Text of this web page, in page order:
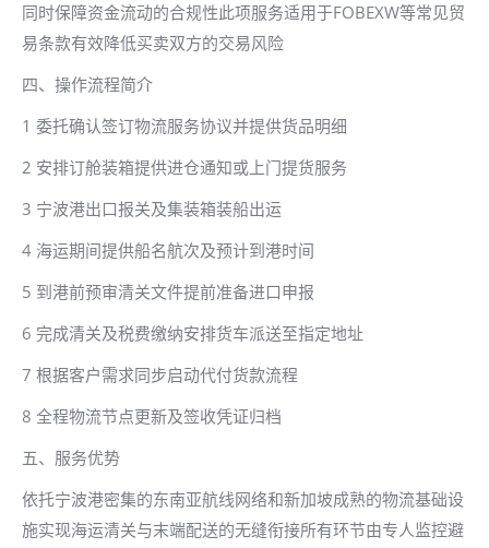
同时保障资金流动的合规性此项服务适用于FOBEXW等常见贸
易条款有效降低买卖双方的交易风险
四、操作流程简介
1 委托确认签订物流服务协议并提供货品明细
2 安排订舱装箱提供进仓通知或上门提货服务
3 宁波港出口报关及集装箱装船出运
4 海运期间提供船名航次及预计到港时间
5 到港前预审清关文件提前准备进口申报
6 完成清关及税费缴纳安排货车派送至指定地址
7 根据客户需求同步启动代付货款流程
8 全程物流节点更新及签收凭证归档
五、服务优势
依托宁波港密集的东南亚航线网络和新加坡成熟的物流基础设
施实现海运清关与末端配送的无缝衔接所有环节由专人监控避